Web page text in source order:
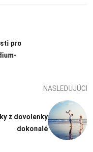
pro
NASLEDUJÚCI
z dovolenky
dokonalé